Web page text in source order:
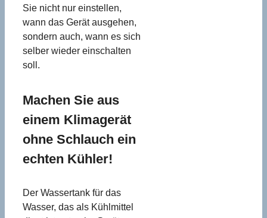
Sie nicht nur einstellen,
wann das Gerät ausgehen,
sondern auch, wann es sich
selber wieder einschalten
soll.
Machen Sie aus
einem Klimagerät
ohne Schlauch ein
echten Kühler!
Der Wassertank für das
Wasser, das als Kühlmittel